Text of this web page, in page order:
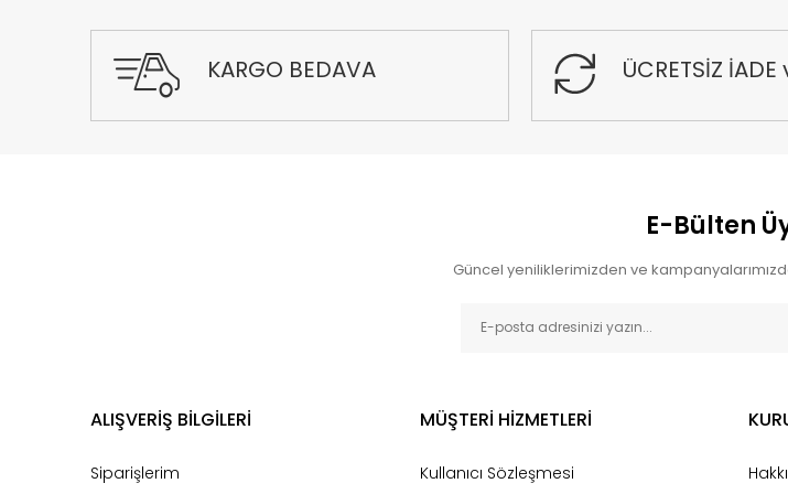
KARGO BEDAVA ÜCRETSİZ
E-Bülten
Güncel yeniliklerimizden ve
ALIŞVERİŞ BİLGİLERİ
Siparişlerim
MÜŞTERİ HİZMETLERİ
Kullanıcı Sözleşmesi